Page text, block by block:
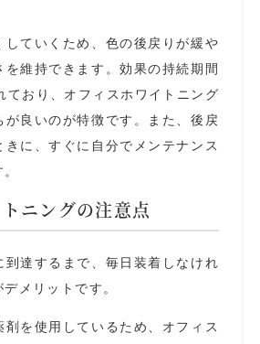
していくため、色の後戻りが緩や
を維持できます。効果の持続期間
ており、オフィスホワイトニング
が良いのが特徴です。また、後戻
きに、すぐに自分でメンテナンス
ニングの注意点
到達するまで、毎日装着しなけれ
メリットです。
剤を使用しているため、オフィス